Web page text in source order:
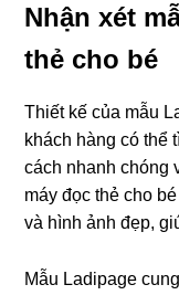
Nhận xét
thẻ cho bé
Thiết kế của mẫu
khách hàng có thể
cách nhanh chóng
máy đọc thẻ cho
và hình ảnh đẹp,
Mẫu Ladipage